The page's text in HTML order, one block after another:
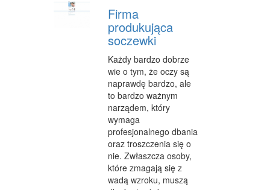
CZĘŚCI SAMOCHODOWE
WYNAJEM
USŁUGI MOTORYZACYJNE
SALONY, KOMISY
PUBLIC RELATIONS
AGENCJE REKLAMOWE
MATERIAŁY REKLAMOWE
INNE AGENCJE
Firma
produkująca
soczewki
Każdy bardzo dobrze
wie o tym, że oczy są
naprawdę bardzo, ale
to bardzo ważnym
narządem, który
wymaga
profesjonalnego dbania
oraz troszczenia się o
nie. Zwłaszcza osoby,
które zmagają się z
wadą wzroku, muszą